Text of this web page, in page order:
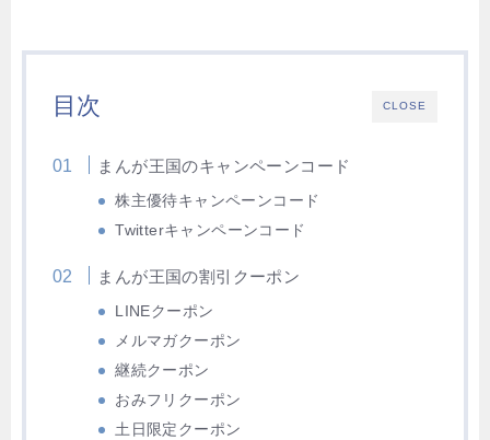
CLOSE
目次
まんが王国のキャンペーンコード
株主優待キャンペーンコード
Twitterキャンペーンコード
まんが王国の割引クーポン
LINEクーポン
メルマガクーポン
継続クーポン
おみフリクーポン
土日限定クーポン